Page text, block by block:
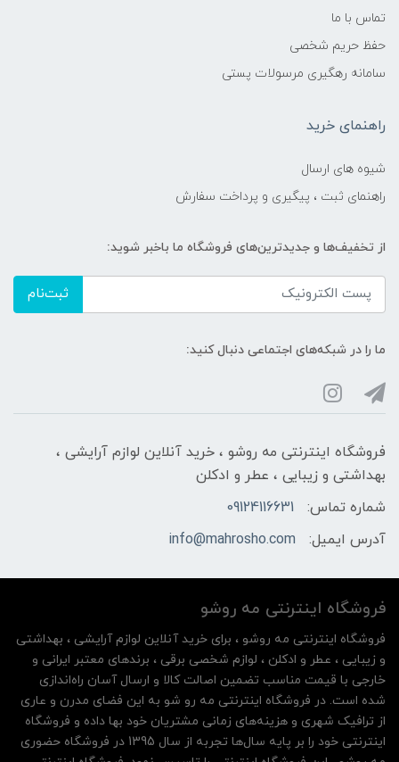
تماس با ما
حفظ حریم شخصی
سامانه رهگیری مرسولات پستی
راهنمای خرید
شیوه های ارسال
راهنمای ثبت ، پیگیری و پرداخت سفارش
از تخفیف‌ها و جدیدترین‌های فروشگاه ما باخبر شوید:
ثبت‌نام
ما را در شبکه‌های اجتماعی دنبال کنید:
فروشگاه اینترنتی مه‌ رو‌شو ، خرید آنلاین لوازم آرایشی ،
بهداشتی و زیبایی ، عطر و ادکلن
شماره تماس:
09124116631
آدرس ایمیل:
info@mahrosho.com
فروشگاه اینترنتی مه‌ رو‌شو
فروشگاه اینترنتی مه‌ رو‌شو ، برای خرید آنلاین لوازم آرایشی ، بهداشتی
و زیبایی ، عطر و ادکلن ، لوازم شخصی برقی ، برندهای معتبر ایرانی و
خارجی با قیمت مناسب تضمین اصالت کالا و ارسال آسان راه‌اندازی
شده است. در فروشگاه اینترنتی مه رو شو به این فضای مدرن و عاری
از ترافیک شهری و هزینه‌های زمانی مشتریان خود بها داده و فروشگاه
اینترنتی خود را بر پایه سال‌ها تجربه از سال 1395 در فروشگاه حضوری